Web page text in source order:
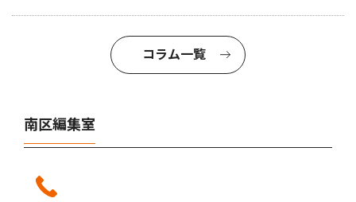
コラム一覧
南区編集室